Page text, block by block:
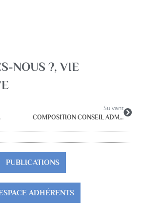
NOUS ?,VIE
Suivant
COMPOSITION CONSEIL ADMINISTRATION 2023-2025
PUBLICATIONS
ADHÉRENTS